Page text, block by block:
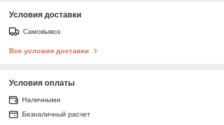
Условия доставки
Самовывоз
Все условия доставки
Условия оплаты
Наличными
Безналичный расчет